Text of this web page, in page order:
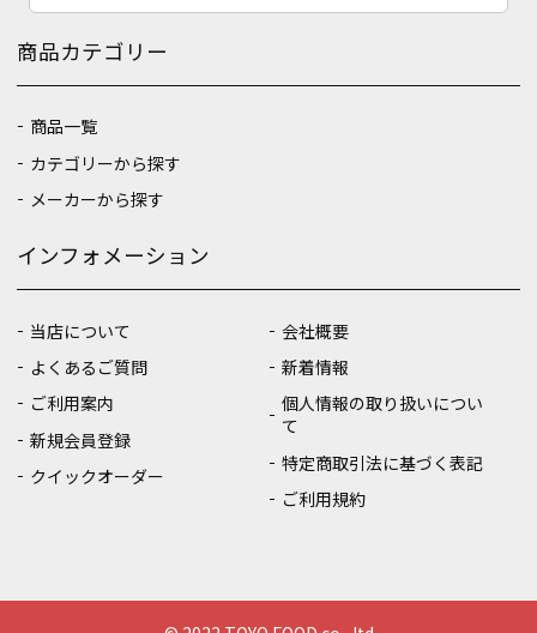
商品カテゴリー
商品一覧
カテゴリーから探す
メーカーから探す
インフォメーション
当店について
よくあるご質問
ご利用案内
新規会員登録
クイックオーダー
会社概要
新着情報
個人情報の取り扱いについ
て
特定商取引法に基づく表記
ご利用規約